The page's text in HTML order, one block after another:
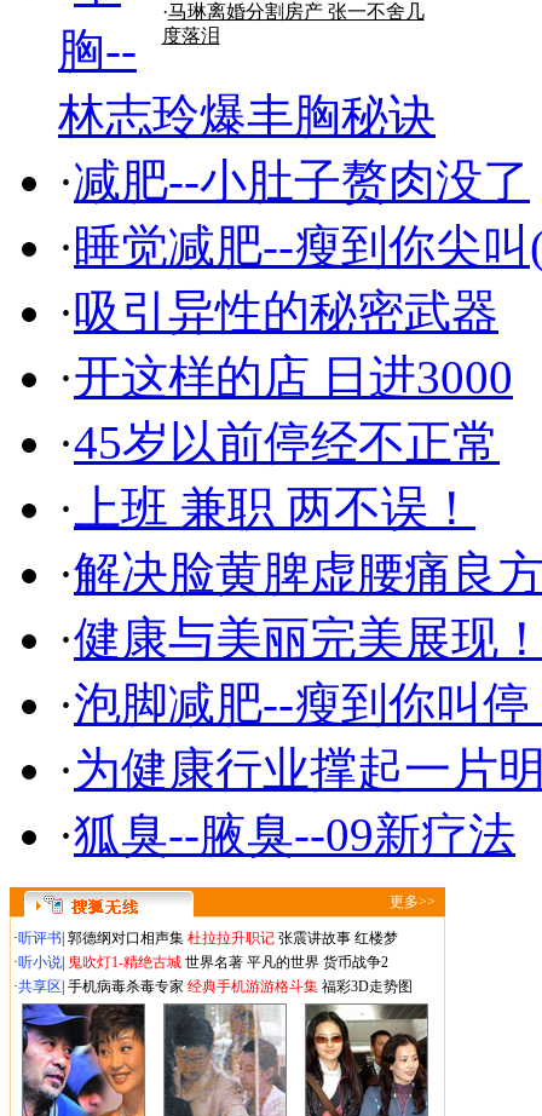
·马琳离婚分割房产 张一不舍几
度落泪
胸--
林志玲爆丰胸秘诀
·减肥--小肚子赘肉没了
·睡觉减肥--瘦到你尖叫
·吸引异性的秘密武器
·开这样的店 日进3000
·45岁以前停经不正常
· 上班 兼职 两不误！
·解决脸黄脾虚腰痛良
·健康与美丽完美展现
·泡脚减肥--瘦到你叫停
·为健康行业撑起一片
·狐臭--腋臭--09新疗法
更多>>
·听评书 郭德纲对口相声集 杜拉拉升职记 张震讲故事 红楼梦
·听小说 鬼吹灯1-精绝古城 世界名著 平凡的世界 货币战争2
·共享区 手机病毒杀毒专家 经典手机游游格斗集 福彩3D走势图